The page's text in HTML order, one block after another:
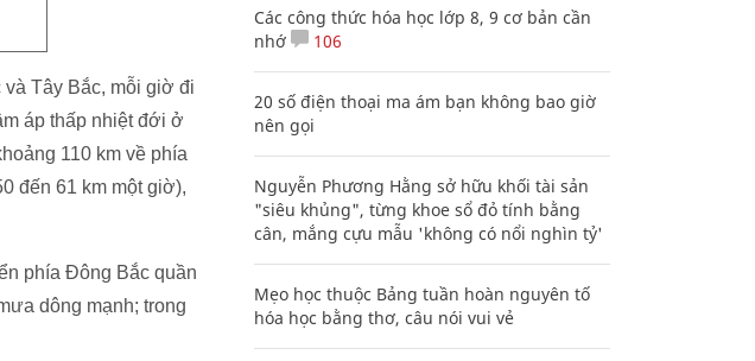
Tây Bắc, mỗi giờ đi
áp thấp nhiệt đới ở
110 km về phía
đến 61 km một giờ),
phía Đông Bắc quần
dông mạnh; trong
Các công thức hóa học lớp 8, 9 cơ bản cần
nhớ
106
20 số điện thoại ma ám bạn không bao giờ
nên gọi
Nguyễn Phương Hằng sở hữu khối tài sản
"siêu khủng", từng khoe sổ đỏ tính bằng
cân, mắng cựu mẫu 'không có nổi nghìn tỷ'
Mẹo học thuộc Bảng tuần hoàn nguyên tố
hóa học bằng thơ, câu nói vui vẻ